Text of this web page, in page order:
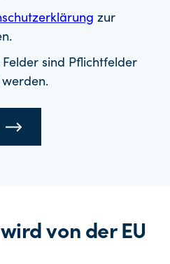
zur
sind Pflichtfelder
von der EU